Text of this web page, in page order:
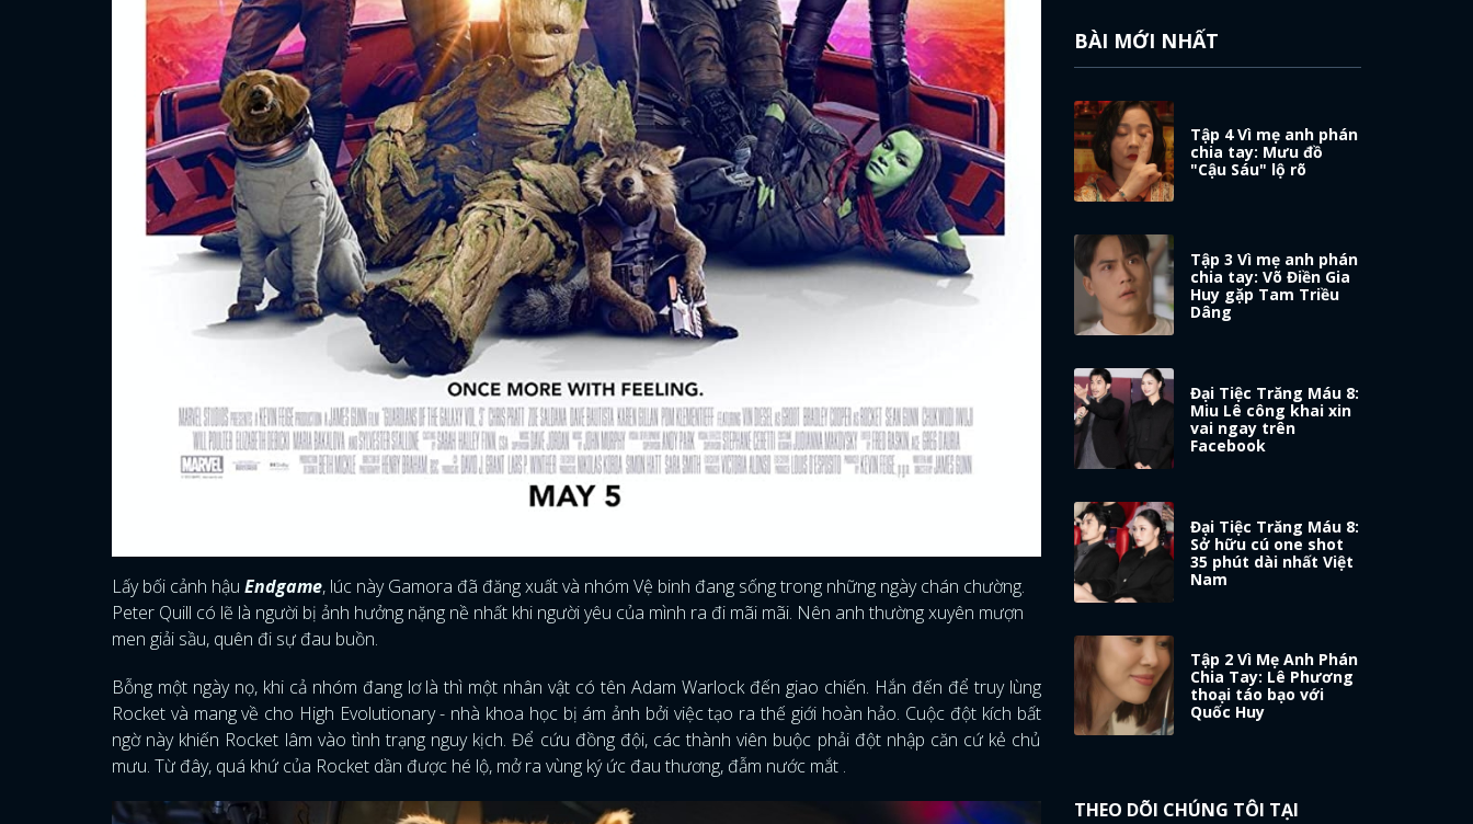
Lấy bối cảnh hậu Endgame, lúc này Gamora đã đăng xuất và nhóm Vệ binh đang sống trong những ngày chán chường.
Peter Quill có lẽ là người bị ảnh hưởng nặng nề nhất khi người yêu của mình ra đi mãi mãi. Nên anh thường xuyên mượn
men giải sầu, quên đi sự đau buồn.
Bỗng một ngày nọ, khi cả nhóm đang lơ là thì một nhân vật có tên Adam Warlock đến giao chiến. Hắn đến để truy lùng
Rocket và mang về cho High Evolutionary - nhà khoa học bị ám ảnh bởi việc tạo ra thế giới hoàn hảo. Cuộc đột kích bất
ngờ này khiến Rocket lâm vào tình trạng nguy kịch. Để cứu đồng đội, các thành viên buộc phải đột nhập căn cứ kẻ chủ
mưu. Từ đây, quá khứ của Rocket dần được hé lộ, mở ra vùng ký ức đau thương, đẫm nước mắt .
BÀI MỚI NHẤT
Tập 4 Vì mẹ anh phán
chia tay: Mưu đồ
"Cậu Sáu" lộ rõ
Tập 3 Vì mẹ anh phán
chia tay: Võ Điền Gia
Huy gặp Tam Triều
Dâng
Đại Tiệc Trăng Máu 8:
Miu Lê công khai xin
vai ngay trên
Facebook
Đại Tiệc Trăng Máu 8:
Sở hữu cú one shot
35 phút dài nhất Việt
Nam
Tập 2 Vì Mẹ Anh Phán
Chia Tay: Lê Phương
thoại táo bạo với
Quốc Huy
THEO DÕI CHÚNG TÔI TẠI